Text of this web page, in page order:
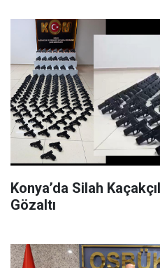
Konya’da Silah
Gözaltı